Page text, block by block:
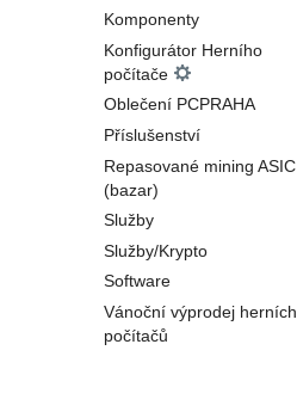
Komponenty
Konfigurátor Herního
počítače
Oblečení PCPRAHA
Příslušenství
Repasované mining ASIC
(bazar)
Služby
Služby/Krypto
Software
Vánoční výprodej herních
počítačů